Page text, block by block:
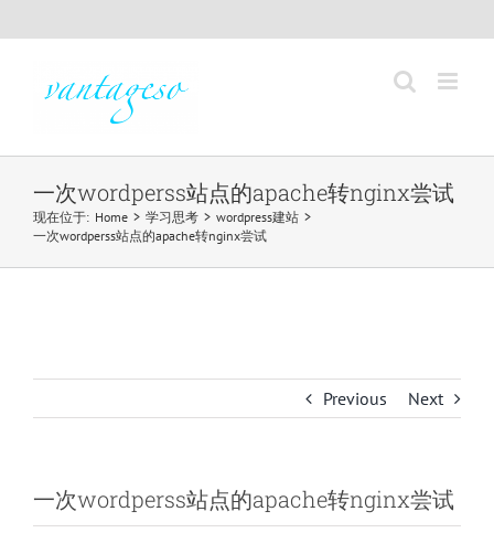
一次wordperss站点的apache转nginx尝试
现在位于: Home > 学习思考 > wordpress建站 >
一次wordperss站点的apache转nginx尝试
Previous Next
一次wordperss站点的apache转nginx尝试